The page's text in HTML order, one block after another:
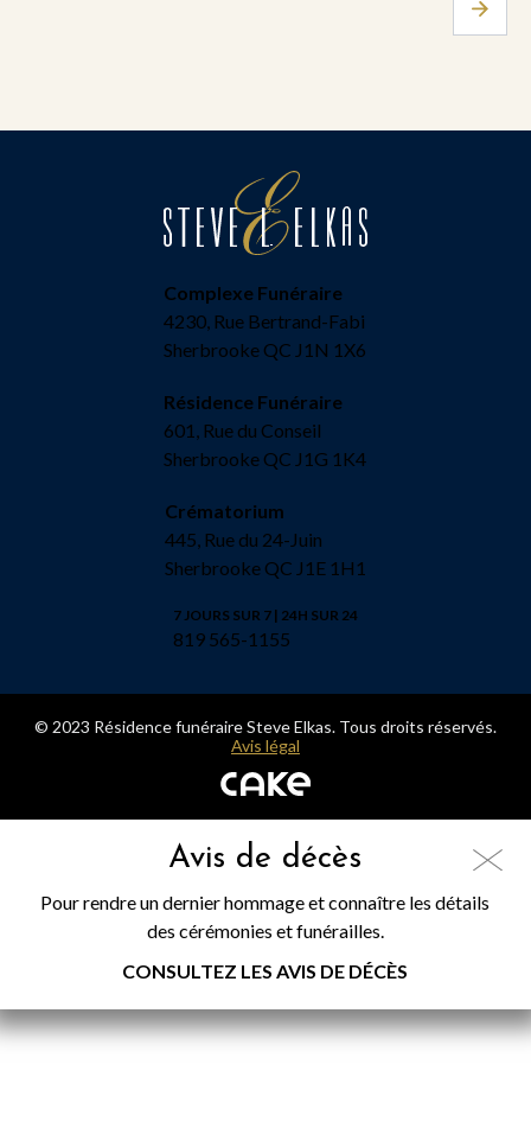
Complexe Funéraire
4230, Rue Bertrand-Fabi
Sherbrooke QC J1N 1X6
Résidence Funéraire
601, Rue du Conseil
Sherbrooke QC J1G 1K4
Crématorium
445, Rue du 24-Juin
Sherbrooke QC J1E 1H1
7 JOURS SUR 7 | 24H SUR 24
819 565-1155
© 2023 Résidence funéraire Steve Elkas. Tous droits réservés.
Avis légal
Avis de décès
Pour rendre un dernier hommage et connaître les détails
des cérémonies et funérailles.
CONSULTEZ LES AVIS DE DÉCÈS